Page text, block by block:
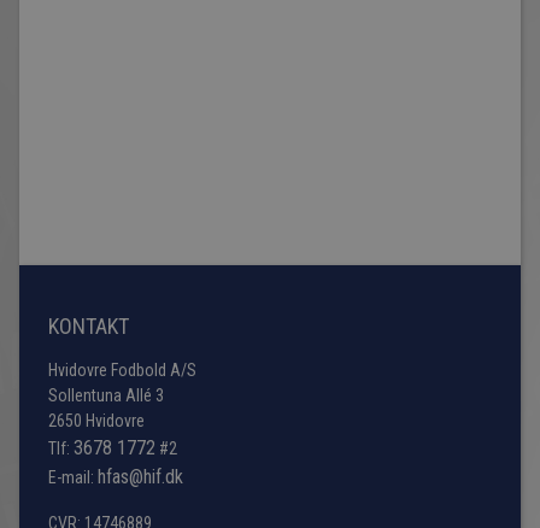
KONTAKT
Hvidovre Fodbold A/S
Sollentuna Allé 3
2650 Hvidovre
Tlf: 3678 1772 #2
E-mail: hfas@hif.dk
CVR: 14746889